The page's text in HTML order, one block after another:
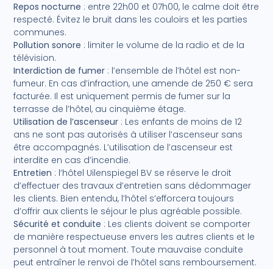
Repos nocturne : entre 22h00 et 07h00, le calme doit être
respecté. Évitez le bruit dans les couloirs et les parties
communes.
Pollution sonore : limiter le volume de la radio et de la
télévision.
Interdiction de fumer : l’ensemble de l’hôtel est non-
fumeur. En cas d’infraction, une amende de 250 € sera
facturée. Il est uniquement permis de fumer sur la
terrasse de l’hôtel, au cinquième étage.
Utilisation de l’ascenseur : Les enfants de moins de 12
ans ne sont pas autorisés à utiliser l’ascenseur sans
être accompagnés. L’utilisation de l’ascenseur est
interdite en cas d’incendie.
Entretien : l’hôtel Uilenspiegel BV se réserve le droit
d’effectuer des travaux d’entretien sans dédommager
les clients. Bien entendu, l’hôtel s’efforcera toujours
d’offrir aux clients le séjour le plus agréable possible.
Sécurité et conduite : Les clients doivent se comporter
de manière respectueuse envers les autres clients et le
personnel à tout moment. Toute mauvaise conduite
peut entraîner le renvoi de l’hôtel sans remboursement.